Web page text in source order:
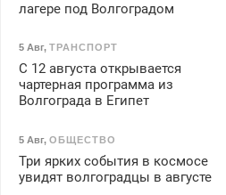
лагере под Волгоградом
5 Авг, ТРАНСПОРТ
С 12 августа открывается
чартерная программа из
Волгограда в Египет
5 Авг, ОБЩЕСТВО
Три ярких события в космосе
увидят волгоградцы в августе